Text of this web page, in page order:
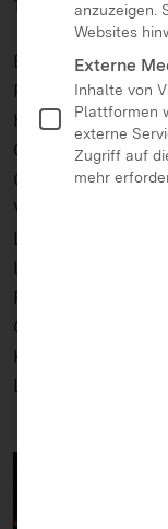
11.01.2019
Eingeladen
Professor für
Hochschule
Geschäftsführer
Games und
Videospiele in
Lehrer und
Professor Peter
Christian
anzuzeigen.
Websites
Externe
Inhalte von
Plattformen
externe
Zugriff auf
mehr